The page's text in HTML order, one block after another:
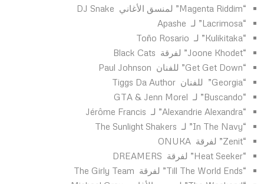
“Magenta Riddim” لمنسق الأغاني
“Lacrimosa” لـ
“Kulikitaka” لـ
“Joone Khodet” لفرقة
“Get Get Down” للفنان
“Georgia”
للفنان
“Buscando” لـ
“Alexandrie Alexandra” لـ
“In The Navy” لـ
“Zenit” لفرقة
“Heat Seeker” لفرقة
“Till The World Ends” لفرقة The Girly Team